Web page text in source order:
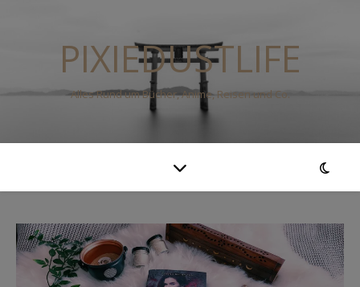
PIXIEDUSTLIFE
Alles Rund um Bücher, Anime, Reisen und Co.